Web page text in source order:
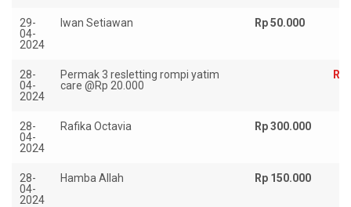
29-
04-
2024
Iwan Setiawan Rp 50.000
28-
04-
2024
Permak 3 resletting rompi yatim
care @Rp 20.000
Rp
28-
04-
2024
Rafika Octavia Rp 300.000
28-
04-
2024
Hamba Allah Rp 150.000